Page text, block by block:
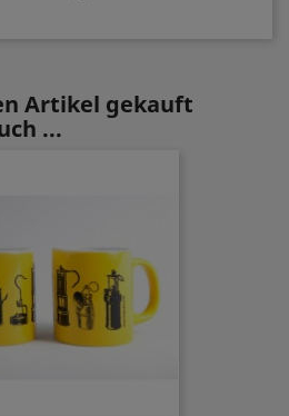
Artikel gekauft
...